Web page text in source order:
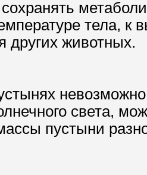
тела, к
других животных.
света,
пустыни